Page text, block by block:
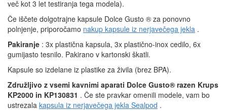
več kot 3 let testiranja tega modela).
Če iščete dolgotrajne kapsule Dolce Gusto ® za ponovno
polnjenje, priporočamo nakup kapsule iz nerjavečega jekla .
Pakiranje : 3x plastična kapsula, 3x plastično-inox cedilo, 6x
gumijasto tesnilo. Pakirano v kartonski škatli.
Kapsule so izdelane iz plastike za živila (brez BPA).
Združljivo z vsemi kavnimi aparati Dolce Gusto® razen Krups
KP2000 in KP130831 . Če ste pravkar omenili modele, vam bo
ustrezala kapsula iz nerjavečega jekla Sealpod .